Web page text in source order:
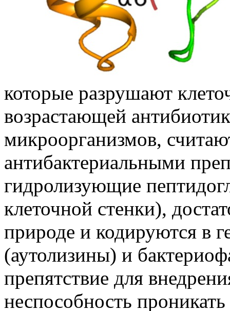
которые разрушают
возрастающей
микроорганизмов,
антибактериальными
гидролизующие
клеточной стенки),
природе и кодируются в
(аутолизины) и
препятствие для
неспособность